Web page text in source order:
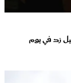
زد في يوم